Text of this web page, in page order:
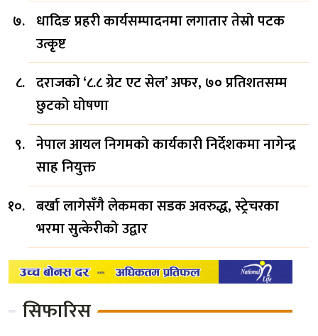
धादिङ प्रहरी कार्यसम्पादनमा लगातार तेस्रो पटक
उत्कृष्ट
दराजको ‘८.८ ग्रेट एट सेल’ अफर, ७० प्रतिशतसम्म
छुटको घोषणा
नेपाल आयल निगमको कार्यकारी निर्देशकमा नागेन्द्र
साह नियुक्त
बर्खा लागेसँगै लेकमका सडक अवरुद्ध, स्ट्रेचरका
भरमा सुत्केरीको उद्वार
सिफारिस